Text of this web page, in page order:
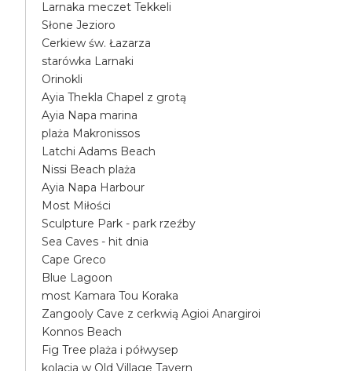
Larnaka meczet Tekkeli
Słone Jezioro
Cerkiew św. Łazarza
starówka Larnaki
Orinokli
Ayia Thekla Chapel z grotą
Ayia Napa marina
plaża Makronissos
Latchi Adams Beach
Nissi Beach plaża
Ayia Napa Harbour
Most Miłości
Sculpture Park - park rzeźby
Sea Caves - hit dnia
Cape Greco
Blue Lagoon
most Kamara Tou Koraka
Zangooly Cave z cerkwią Agioi Anargiroi
Konnos Beach
Fig Tree plaża i półwysep
kolacja w Old Village Tavern